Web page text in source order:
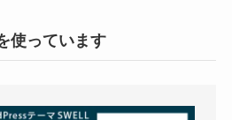
使っています